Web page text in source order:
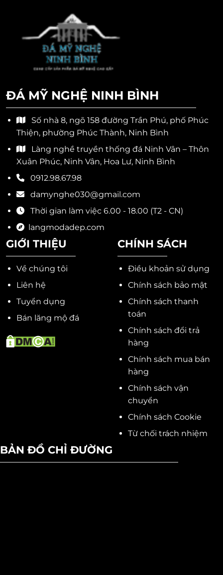
ĐÁ MỸ NGHỆ NINH BÌNH
Số nhà 8, ngõ 158 đường Trần Phú, phố Phúc
Thiện, phường Phúc Thành, Ninh Bình
Làng nghề truyền thống đá Ninh Vân – Thôn
Xuân Phúc, Ninh Vân, Hoa Lư, Ninh Bình
0912.98.67.98
damynghe030@gmail.com
Thời gian làm việc 6.00 - 18.00 (T2 - CN)
langmodadep.com
GIỚI THIỆU
Về chúng tôi
Liên hệ
Tuyển dụng
Bán lăng mộ đá
CHÍNH SÁCH
Điều khoản sử dụng
Chính sách bảo mật
Chính sách thanh
toán
Chính sách đổi trả
hàng
Chính sách mua bán
hàng
Chính sách vận
chuyển
Chính sách Cookie
Từ chối trách nhiệm
BẢN ĐỒ CHỈ ĐƯỜNG